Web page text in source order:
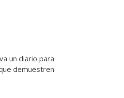
un diario para
demuestren